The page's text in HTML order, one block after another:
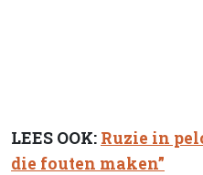
LEES OOK: Ruzie in
die fouten maken”